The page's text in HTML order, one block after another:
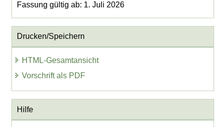
Fassung gültig ab: 1. Juli 2026
Drucken/Speichern
HTML-Gesamtansicht
Vorschrift als PDF
Hilfe